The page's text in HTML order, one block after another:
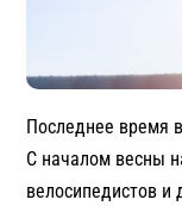
Последнее время
С началом весны
велосипедистов и